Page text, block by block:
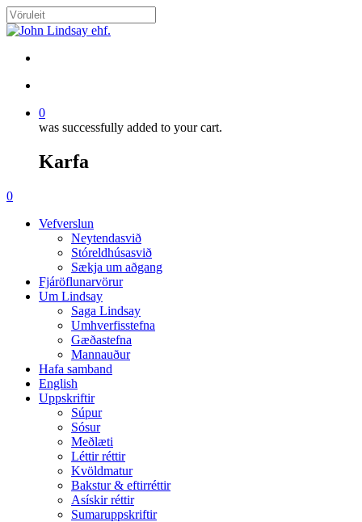
Skip
to
content
Close
0
was successfully added to your cart.
Karfa
Menu
search
account
0
Vefverslun
Neytendasvið
Stóreldhúsasvið
Sækja um aðgang
Fjáröflunarvörur
Um Lindsay
Saga Lindsay
Umhverfisstefna
Gæðastefna
Mannauður
Hafa samband
English
Uppskriftir
Súpur
Sósur
Meðlæti
Léttir réttir
Kvöldmatur
Bakstur & eftirréttir
Asískir réttir
Sumaruppskriftir